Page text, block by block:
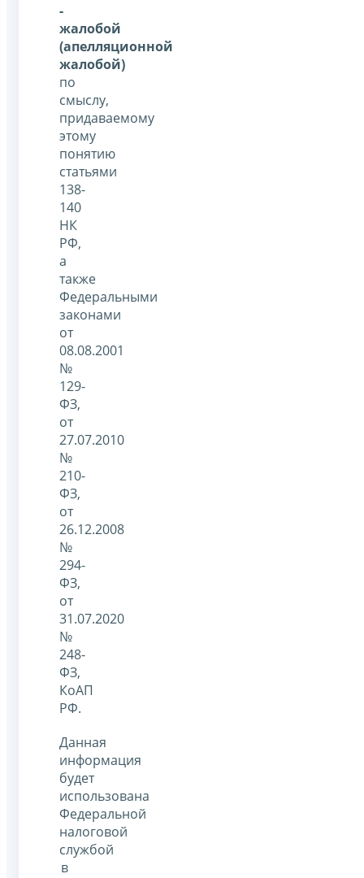
-
жалобой
(апелляционной
жалобой)
по
смыслу,
придаваемому
этому
понятию
статьями
138-
140
НК
РФ,
а
также
Федеральными
законами
от
08.08.2001
№
129-
ФЗ,
от
27.07.2010
№
210-
ФЗ,
от
26.12.2008
№
294-
ФЗ,
от
31.07.2020
№
248-
ФЗ,
КоАП
РФ.
Данная
информация
будет
использована
Федеральной
налоговой
службой
в